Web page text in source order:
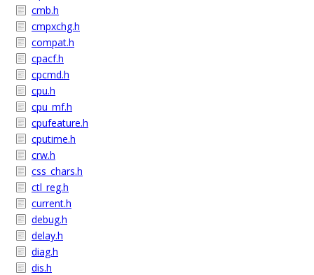
cmb.h
cmpxchg.h
compat.h
cpacf.h
cpcmd.h
cpu.h
cpu_mf.h
cpufeature.h
cputime.h
crw.h
css_chars.h
ctl_reg.h
current.h
debug.h
delay.h
diag.h
dis.h